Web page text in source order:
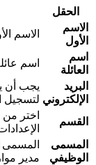
الحقل
الاسم
الأول
الاسم
اسم
العائلة
اسم
البريد
الإلكتروني
يجب أن
لتسجيل
القسم
اختر من
المسمى
الوظيفي
المسمى
مدير